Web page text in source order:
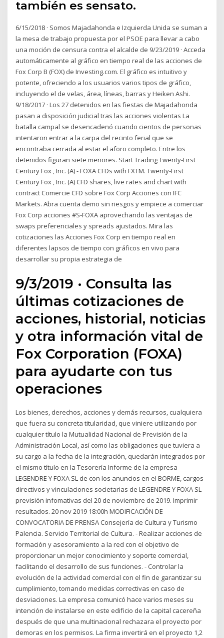
también es sensato.
6/15/2018 · Somos Majadahonda e Izquierda Unida se suman a
la mesa de trabajo propuesta por el PSOE para llevar a cabo
una moción de censura contra el alcalde de 9/23/2019 · Acceda
automáticamente al gráfico en tiempo real de las acciones de
Fox Corp B (FOX) de Investing.com. El gráfico es intuitivo y
potente, ofreciendo a los usuarios varios tipos de gráfico,
incluyendo el de velas, área, líneas, barras y Heiken Ashi.
9/18/2017 · Los 27 detenidos en las fiestas de Majadahonda
pasan a disposición judicial tras las acciones violentas La
batalla campal se desencadenó cuando cientos de personas
intentaron entrar a la carpa del recinto ferial que se
encontraba cerrada al estar el aforo completo. Entre los
detenidos figuran siete menores. Start Trading Twenty-First
Century Fox , Inc. (A) - FOXA CFDs with FXTM. Twenty-First
Century Fox , Inc. (A) CFD shares, live rates and chart with
contract Comercie CFD sobre Fox Corp Acciones con IFC
Markets. Abra cuenta demo sin riesgos y empiece a comerciar
Fox Corp acciones #S-FOXA aprovechando las ventajas de
swaps preferenciales y spreads ajustados. Mira las
cotizaciones las Acciones Fox Corp en tiempo real en
diferentes lapsos de tiempo con gráficos en vivo para
desarrollar su propia estrategia de
9/3/2019 · Consulta las
últimas cotizaciones de
acciones, historial, noticias
y otra información vital de
Fox Corporation (FOXA)
para ayudarte con tus
operaciones
Los bienes, derechos, acciones y demás recursos, cualquiera
que fuera su concreta titularidad, que viniere utilizando por
cualquier título la Mutualidad Nacional de Previsión de la
Administración Local, así como las obligaciones que tuviera a
su cargo a la fecha de la integración, quedarán integrados por
el mismo título en la Tesorería Informe de la empresa
LEGENDRE Y FOXA SL de con los anuncios en el BORME, cargos
directivos y vinculaciones societarias de LEGENDRE Y FOXA SL
previsión infomativas del 20 de noviembre de 2019. Imprimir
resultados. 20 nov 2019 18:00h MODIFICACIÓN DE
CONVOCATORIA DE PRENSA Consejería de Cultura y Turismo
Palencia. Servicio Territorial de Cultura. - Realizar acciones de
formación y asesoramiento a la red con el objetivo de
proporcionar un mejor conocimiento y soporte comercial,
facilitando el desarrollo de sus funciones. - Controlar la
evolución de la actividad comercial con el fin de garantizar su
cumplimiento, tomando medidas correctivas en caso de
desviaciones. La empresa comunicó hace varios meses su
intención de instalarse en este edificio de la capital cacereña
después de que una multinacional rechazara el proyecto por
demoras en los permisos. La firma invertirá en el proyecto 1,2